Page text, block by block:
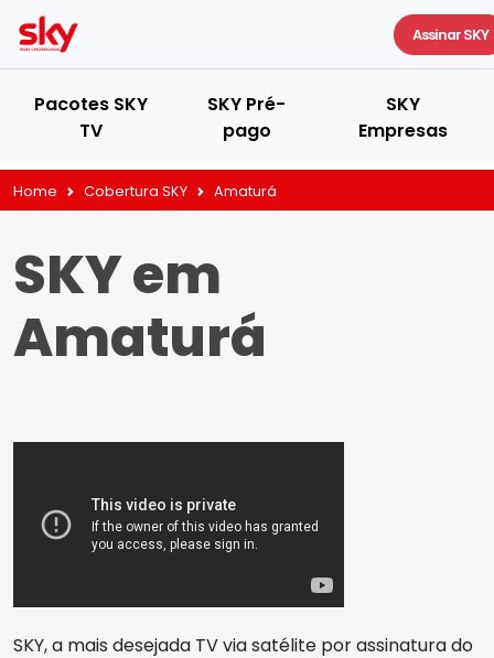
Assinar SKY
Pacotes SKY
TV
SKY Pré-
pago
SKY
Empresas
Home Cobertura SKY Amaturá
SKY em
Amaturá
SKY, a mais desejada TV via satélite por assinatura do